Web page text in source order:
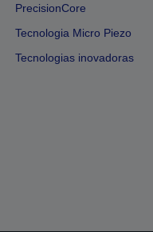
PrecisionCore
Tecnologia Micro Piezo
Tecnologias inovadoras